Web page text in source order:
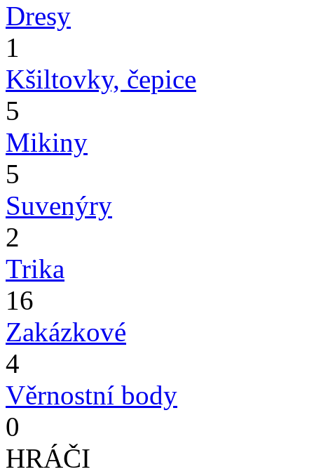
Dresy
1
Kšiltovky, čepice
5
Mikiny
5
Suvenýry
2
Trika
16
Zakázkové
4
Věrnostní body
0
HRÁČI